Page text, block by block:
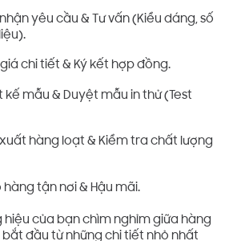
nhận yêu cầu & Tư vấn (Kiểu dáng, số
chi tiết & Ký kết hợp đồng.
kế mẫu & Duyệt mẫu in thử (Test
xuất hàng loạt & Kiểm tra chất lượng
hàng tận nơi & Hậu mãi.
của bạn chìm nghỉm giữa hàng
bắt đầu từ những chi tiết nhỏ nhất